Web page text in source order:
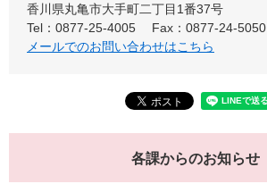
香川県丸亀市大手町二丁目1番37号
Tel：0877-25-4005
Fax：0877-24-5050
メールでのお問い合わせはこちら
各課からのお知らせ